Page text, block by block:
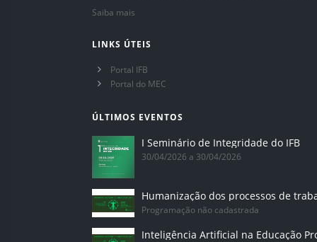
Saiba mais
LINKS ÚTEIS
Portal IFB
Portal do MEC
ÚLTIMOS EVENTOS
I Seminário de Integridade do IFB
30/04/2026 a 30/04/2026
Humanização dos processos de
Programação não cadastrada